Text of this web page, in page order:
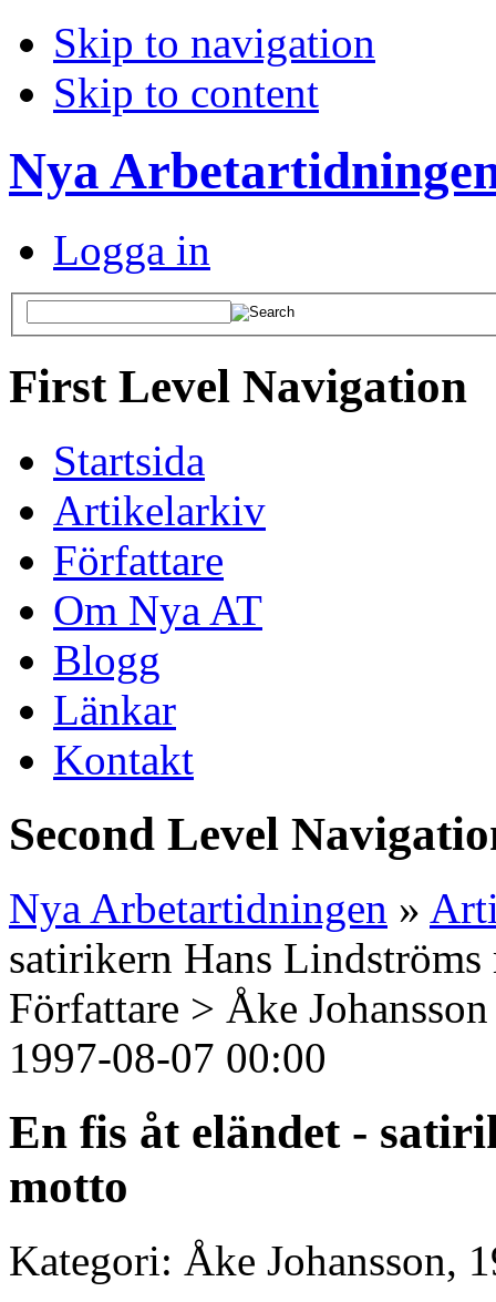
Skip to navigation
Skip to content
Nya
Logga in
First Level Navigation
Startsida
Artikelarkiv
Författare
Om Nya AT
Blogg
Länkar
Kontakt
Second Level
Nya Arbetartidningen »
satirikern Hans Lindströms
Författare > Åke Johansson
1997-08-07 00:00
En fis åt eländet -
motto
Kategori: Åke Johansson,